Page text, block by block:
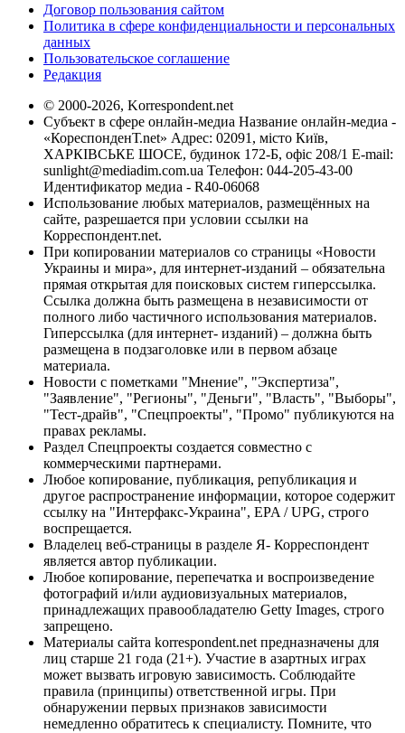
Договор пользования сайтом
Политика в сфере конфиденциальности и персональных
данных
Пользовательское соглашение
Редакция
© 2000-2026, Korrespondent.net
Субъект в сфере онлайн-медиа Название онлайн-медиа -
«КореспонденТ.net» Адрес: 02091, місто Київ,
ХАРКІВСЬКЕ ШОСЕ, будинок 172-Б, офіс 208/1 E-mail:
sunlight@mediadim.com.ua Телефон: 044-205-43-00
Идентификатор медиа - R40-06068
Использование любых материалов, размещённых на
сайте, разрешается при условии ссылки на
Корреспондент.net.
При копировании материалов со страницы «Новости
Украины и мира», для интернет-изданий – обязательна
прямая открытая для поисковых систем гиперссылка.
Ссылка должна быть размещена в независимости от
полного либо частичного использования материалов.
Гиперссылка (для интернет- изданий) – должна быть
размещена в подзаголовке или в первом абзаце
материала.
Новости с пометками "Мнение", "Экспертиза",
"Заявление", "Регионы", "Деньги", "Власть", "Выборы",
"Тест-драйв", "Спецпроекты", "Промо" публикуются на
правах рекламы.
Раздел Спецпроекты создается совместно с
коммерческими партнерами.
Любое копирование, публикация, републикация и
другое распространение информации, которое содержит
ссылку на "Интерфакс-Украина", EPA / UPG, строго
воспрещается.
Владелец веб-страницы в разделе Я- Корреспондент
является автор публикации.
Любое копирование, перепечатка и воспроизведение
фотографий и/или аудиовизуальных материалов,
принадлежащих правообладателю Getty Images, строго
запрещено.
Материалы сайта korrespondent.net предназначены для
лиц старше 21 года (21+). Участие в азартных играх
может вызвать игровую зависимость. Соблюдайте
правила (принципы) ответственной игры. При
обнаружении первых признаков зависимости
немедленно обратитесь к специалисту. Помните, что